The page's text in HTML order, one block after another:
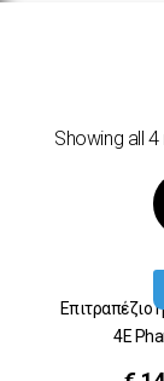
Showing all 4
Επιτραπέζιο
4E